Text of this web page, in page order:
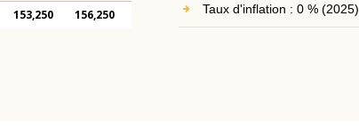
153,250 156,250 Taux d'inflation : 0 % (2025)